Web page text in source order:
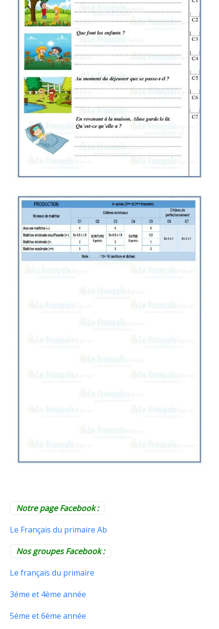
Notre page Facebook :
Le Français du primaire Ab
Nos groupes Facebook :
Le français du primaire
3éme et 4ème année
5éme et 6ème année